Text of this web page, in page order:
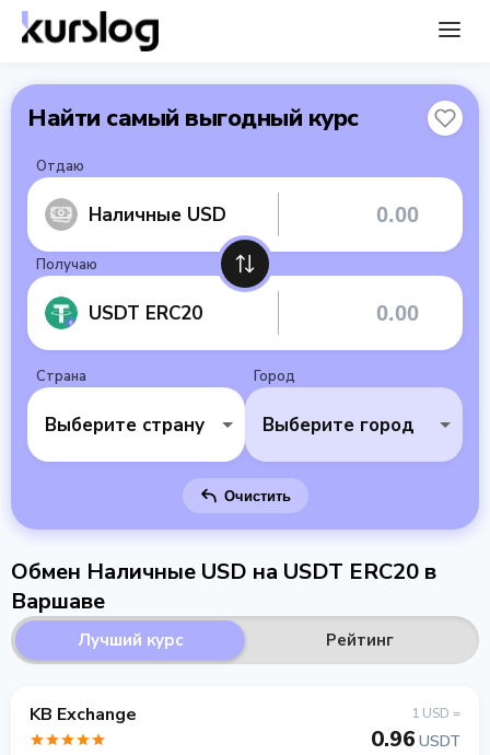
Найти самый выгодный курс
Отдаю
Наличные USD
Получаю
USDT ERC20
Страна
Выберите страну
Город
Выберите город
Очистить
Обмен Наличные USD на USDT ERC20 в
Варшаве
Лучший курс Рейтинг
KB Exchange 1 USD =
0.96 USDT